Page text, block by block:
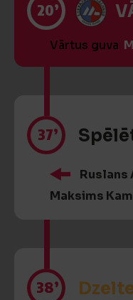
20’
Vārtus guva
37’
Ruslans
Maksims
38’